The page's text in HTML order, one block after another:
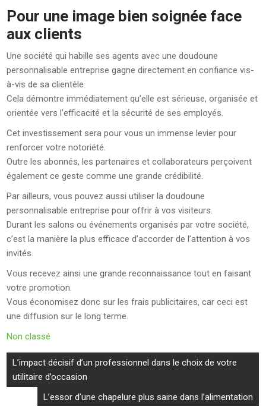
Pour une image bien soignée face
aux clients
Une société qui habille ses agents avec une doudoune
personnalisable entreprise gagne directement en confiance vis-
à-vis de sa clientèle.
Cela démontre immédiatement qu’elle est sérieuse, organisée et
orientée vers l’efficacité et la sécurité de ses employés.
Cet investissement sera pour vous un immense levier pour
renforcer votre notoriété.
Outre les abonnés, les partenaires et collaborateurs perçoivent
également ce geste comme une grande crédibilité.
Par ailleurs, vous pouvez aussi utiliser la doudoune
personnalisable entreprise pour offrir à vos visiteurs.
Durant les salons ou événements organisés par votre société,
c’est la manière la plus efficace d’accorder de l’attention à vos
invités.
Vous recevez ainsi une grande reconnaissance tout en faisant
votre promotion.
Vous économisez donc sur les frais publicitaires, car ceci est
une diffusion sur le long terme.
Non classé
Navigation
de
l’article
L’impact décisif d’un professionnel dans le choix de votre
utilitaire d’occasion
L’essor d’une chapelure plus saine dans l’alimentation